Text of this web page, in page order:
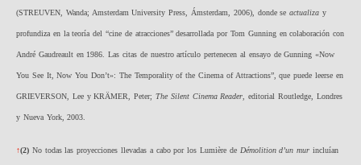
(STREUVEN, Wanda; Amsterdam University Press, Ámsterdam, 2006), donde seactualiza y
profundiza en la teoría del “cine de atracciones” desarrollada por Tom Gunning en colaboración con
André Gaudreault en 1986. Las citas de nuestro artículo pertenecen al ensayo de Gunning «Now
You See It, Now You Don’t»: The Temporality of the Cinema of Attractions”, que puede leerse en
GRIEVERSON, Lee y KRÄMER, Peter;The Silent Cinema Reader , editorial Routledge, Londres
y Nueva York, 2003.
↑(2) No todas las proyecciones llevadas a cabo por los Lumière de Démolition d’un mur incluían